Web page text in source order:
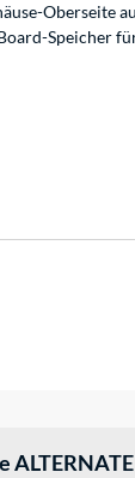
Speicher